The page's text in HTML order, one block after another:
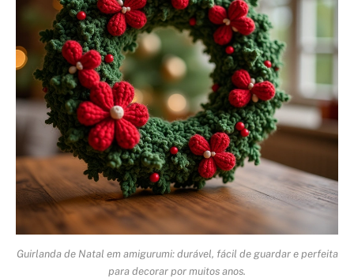
Guirlanda de Natal em amigurumi: durável, fácil de guardar e perfeita
para decorar por muitos anos.